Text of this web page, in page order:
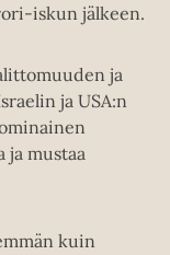
iskun jälkeen.
ja
ja USA:n
ja mustaa
kuin